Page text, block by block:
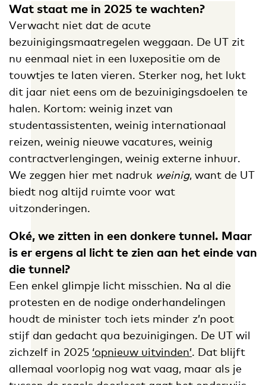
Wat staat me in 2025 te wachten?
Verwacht niet dat de acute
bezuinigingsmaatregelen weggaan. De UT zit
nu eenmaal niet in een luxepositie om de
touwtjes te laten vieren. Sterker nog, het lukt
dit jaar niet eens om de bezuinigingsdoelen te
halen. Kortom: weinig inzet van
studentassistenten, weinig internationaal
reizen, weinig nieuwe vacatures, weinig
contractverlengingen, weinig externe inhuur.
We zeggen hier met nadruk weinig, want de UT
biedt nog altijd ruimte voor wat
uitzonderingen.
Oké, we zitten in een donkere tunnel. Maar
is er ergens al licht te zien aan het einde van
die tunnel?
Een enkel glimpje licht misschien. Na al die
protesten en de nodige onderhandelingen
houdt de minister toch iets minder z’n poot
stijf dan gedacht qua bezuinigingen. De UT wil
zichzelf in 2025 ‘opnieuw uitvinden’. Dat blijft
allemaal voorlopig nog wat vaag, maar als je